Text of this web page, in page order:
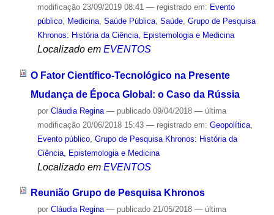
modificação23/09/2019 08:41 — registrado em: Evento
público, Medicina, Saúde Pública, Saúde, Grupo de Pesquisa
Khronos: História da Ciência, Epistemologia e Medicina
Localizado em EVENTOS
O Fator Científico-Tecnológico na Presente
Mudança de Época Global: o Caso da Rússia
por Cláudia Regina — publicado09/04/2018 — última
modificação20/06/2018 15:43 — registrado em: Geopolítica,
Evento público, Grupo de Pesquisa Khronos: História da
Ciência, Epistemologia e Medicina
Localizado em EVENTOS
Reunião Grupo de Pesquisa Khronos
por Cláudia Regina — publicado21/05/2018 — última